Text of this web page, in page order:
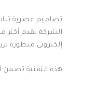
تصاميم عصرية
الشركة تقدم أكثر من 20 لوناً للمظلات. هذا يسمح للعملاء بتحديد اللون المناسب
إلكتروني متطورة
هذه التقنية تضمن